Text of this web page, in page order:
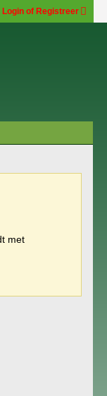
Login of Registreer
met